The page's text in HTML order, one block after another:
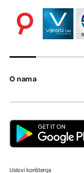
O nama
Uslovi korištenja